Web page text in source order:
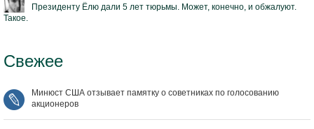
Президенту Ёлю дали 5 лет тюрьмы. Может, конечно, и обжалуют.
Такое.
Свежее
Минюст США отзывает памятку о советниках по голосованию
акционеров